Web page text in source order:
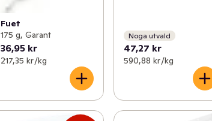
Fuet
175 g, Garant
36,95 kr
217,35 kr /kg
Noga utvald
47,27 kr
590,88 kr /kg